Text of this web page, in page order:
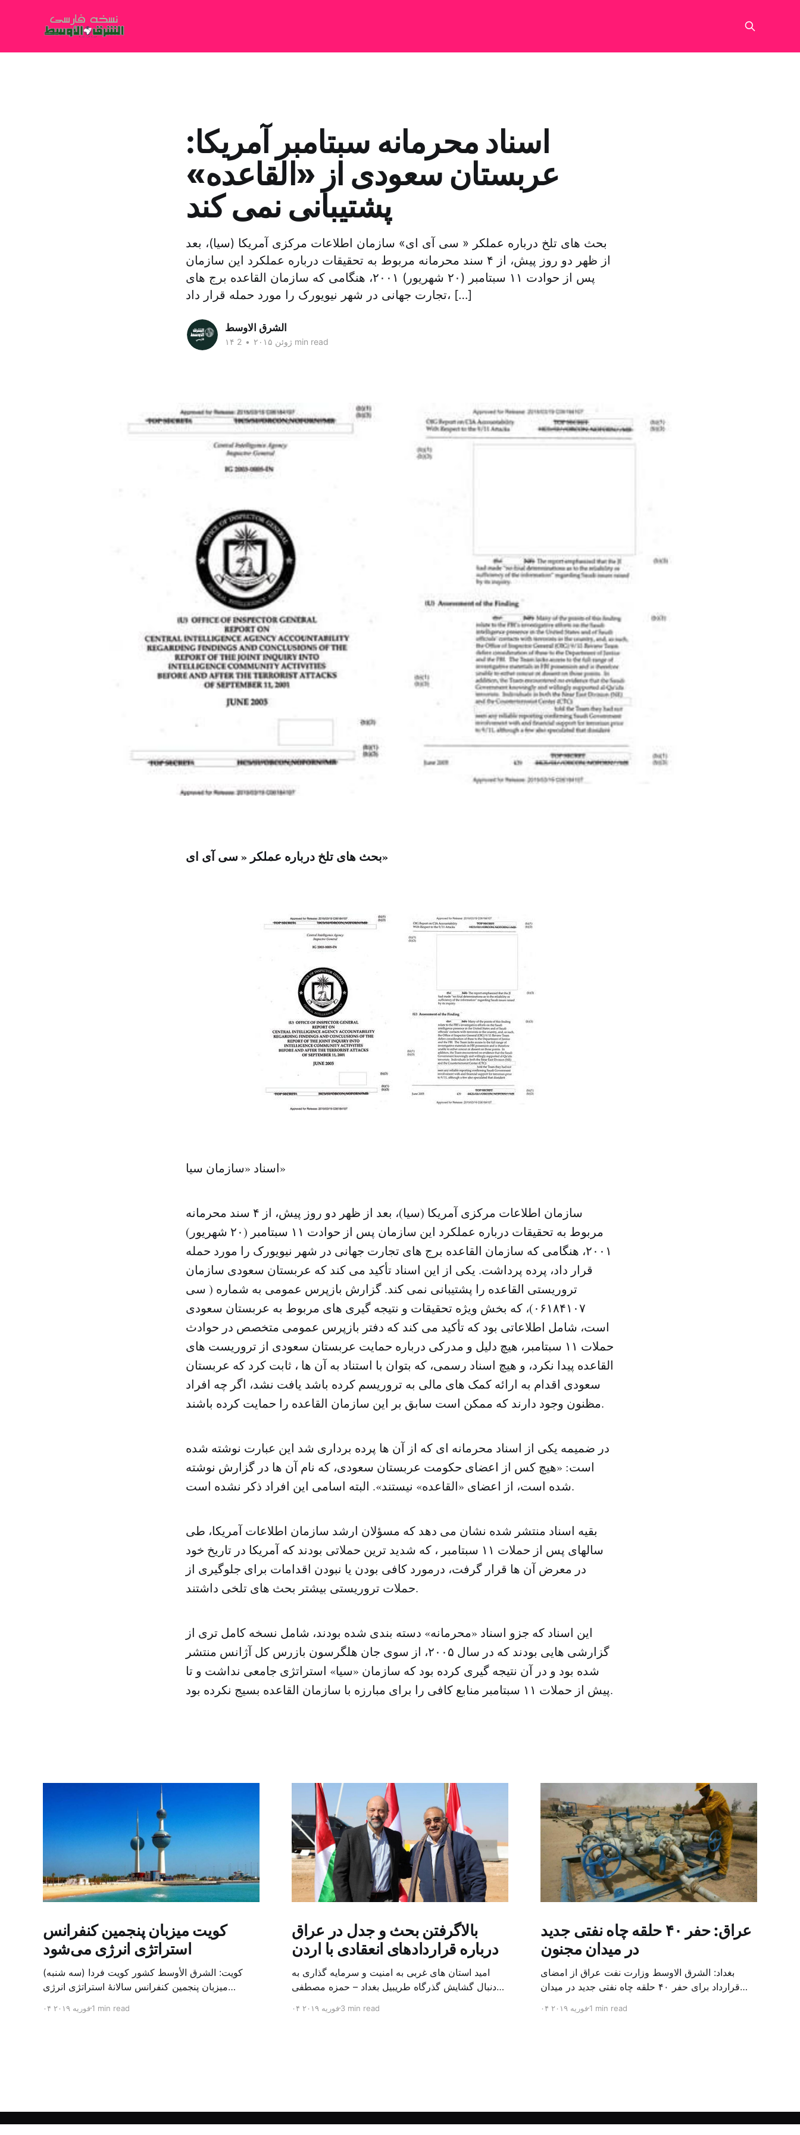
اسناد محرمانه سبتامبر آمریکا:
عربستان سعودی از «القاعده»
پشتیبانی نمی کند
بحث های تلخ درباره عملکر « سی آی ای» سازمان اطلاعات مرکزی آمریکا (سیا)، بعد
از ظهر دو روز پیش، از ۴ سند محرمانه مربوط به تحقیقات درباره عملکرد این سازمان
پس از حوادت ۱۱ سبتامبر (۲۰ شهریور) ۲۰۰۱، هنگامی که سازمان القاعده برج های
تجارت جهانی در شهر نیویورک را مورد حمله قرار داد، […]
الشرق الاوسط
۱۴ ژوئن ۲۰۱۵ • 2 min read
بحث های تلخ درباره عملکر « سی آی ای»
اسناد «سازمان سیا»
سازمان اطلاعات مرکزی آمریکا (سیا)، بعد از ظهر دو روز پیش، از ۴ سند محرمانه
مربوط به تحقیقات درباره عملکرد این سازمان پس از حوادت ۱۱ سبتامبر (۲۰ شهریور)
۲۰۰۱، هنگامی که سازمان القاعده برج های تجارت جهانی در شهر نیویورک را مورد حمله
قرار داد، پرده پرداشت. یکی از این اسناد تأکید می کند که عربستان سعودی سازمان
تروریستی القاعده را پشتیبانی نمی کند. گزارش بازپرس عمومی به شماره ( سی
۰۶۱۸۴۱۰۷)، که بخش ویژه تحقیقات و نتیجه گیری های مربوط به عربستان سعودی
است، شامل اطلاعاتی بود که تأکید می کند که دفتر بازپرس عمومی متخصص در حوادث
حملات ۱۱ سبتامبر، هیچ دلیل و مدرکی درباره حمایت عربستان سعودی از تروریست های
القاعده پیدا نکرد، و هیچ اسناد رسمی، که بتوان با استناد به آن ها ، ثابت کرد که عربستان
سعودی اقدام به ارائه کمک های مالی به تروریسم کرده باشد یافت نشد، اگر چه افراد
مظنون وجود دارند که ممکن است سابق بر این سازمان القاعده را حمایت کرده باشند.
در ضمیمه یکی از اسناد محرمانه ای که از آن ها پرده برداری شد این عبارت نوشته شده
است: «هیچ کس از اعضای حکومت عربستان سعودی، که نام آن ها در گزارش نوشته
شده است، از اعضای «القاعده» نیستند». البته اسامی این افراد ذکر نشده است.
بقیه اسناد منتشر شده نشان می دهد که مسؤلان ارشد سازمان اطلاعات آمریکا، طی
سالهای پس از حملات ۱۱ سبتامبر ، که شدید ترین حملاتی بودند که آمریکا در تاریخ خود
در معرض آن ها قرار گرفت، درمورد کافی بودن یا نبودن اقدامات برای جلوگیری از
حملات تروریستی بیشتر بحث های تلخی داشتند.
این اسناد که جزو اسناد «محرمانه» دسته بندی شده بودند، شامل نسخه کامل تری از
گزارشی هایی بودند که در سال ۲۰۰۵، از سوی جان هلگرسون بازرس کل آژانس منتشر
شده بود و در آن نتیجه گیری کرده بود که سازمان «سیا» استراتژی جامعی نداشت و تا
پیش از حملات ۱۱ سبتامبر منابع کافی را برای مبارزه با سازمان القاعده بسیج نکرده بود.
کویت میزبان پنجمین کنفرانس
استراتژی انرژی می‌شود
کویت: الشرق الأوسط کشور کویت فردا (سه شنبه)
میزبان پنجمین کنفرانس سالانهٔ استراتژی انرژی
الشرق الاوسط، حدود ۳۰۰ متخصص از شرکت‌های
۰۴ فوریه ۲۰۱۹1 min read
بالاگرفتن بحث و جدل در عراق
درباره قراردادهای انعقادی با اردن
امید استان های غربی به امنیت و سرمایه گذاری به
دنبال گشایش گذرگاه طریبیل بغداد – حمزه مصطفی
طریبیل توسط عادل عبد المهدی نخست وزیر عراق و
۰۴ فوریه ۲۰۱۹3 min read
عراق: حفر ۴۰ حلقه چاه نفتی جدید
در میدان مجنون
بغداد: الشرق الاوسط وزارت نفت عراق از امضای
قرارداد برای حفر ۴۰ حلقه چاه نفتی جدید در میدان
محمد خضیر مدعامل شرکت حفاری عراق روز یکشنبه
۰۴ فوریه ۲۰۱۹1 min read